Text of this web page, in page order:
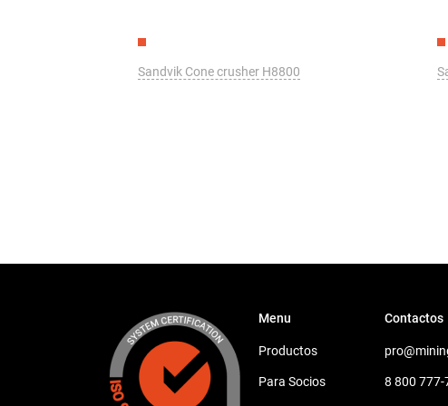
Sandvik Cone crusher H8800
Menu
Productos
Para Socios
Contactos
8 800 777-